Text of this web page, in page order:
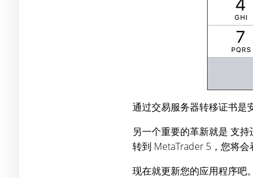
通过交易服务器转移证书是
另一个重要的革新就是 支
转到 MetaTrader 5，您将
现在就更新您的应用程序吧